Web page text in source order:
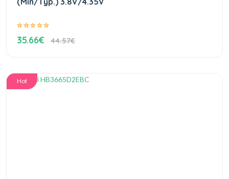
35.66€ 44.57€
Hot